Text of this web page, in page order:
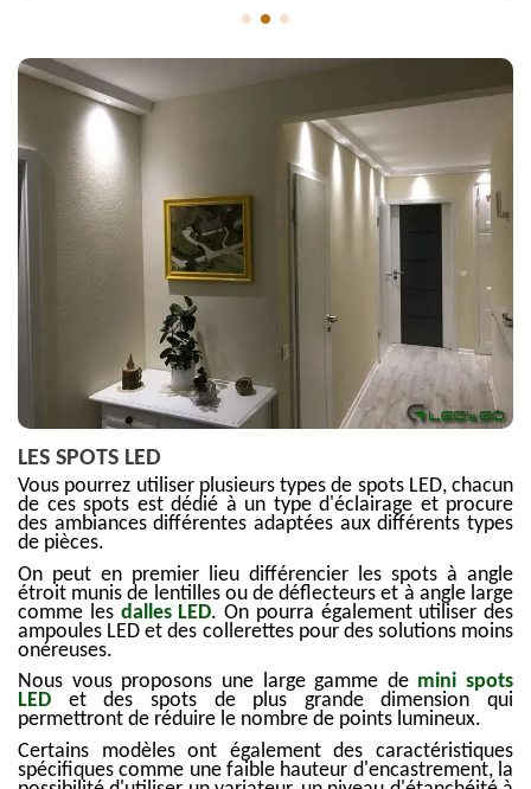
LES SPOTS LED
Vous pourrez utiliser plusieurs types de spots LED, chacun
de ces spots est dédié à un type d'éclairage et procure
des ambiances différentes adaptées aux différents types
de pièces.
On peut en premier lieu différencier les spots à angle
étroit munis de lentilles ou de déflecteurs et à angle large
comme les dalles LED. On pourra également utiliser des
ampoules LED et des collerettes pour des solutions moins
onéreuses.
Nous vous proposons une large gamme de mini spots
LED et des spots de plus grande dimension qui
permettront de réduire le nombre de points lumineux.
Certains modèles ont également des caractéristiques
spécifiques comme une faible hauteur d'encastrement, la